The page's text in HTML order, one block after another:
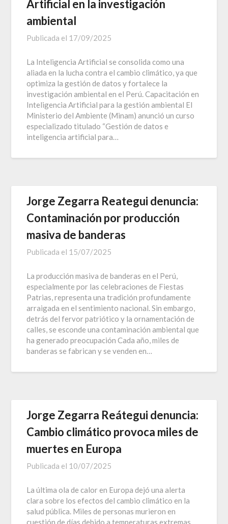
Artificial en la investigación
ambiental
Publicada el 17/09/2025
La Inteligencia Artificial se consolida como una
aliada en la lucha contra el cambio climático, ya que
optimiza la gestión de datos y fortalece la
investigación ambiental en el Perú. Capacitación en
Inteligencia Artificial para la gestión ambiental El
Ministerio del Ambiente (Minam) anunció un curso
especializado titulado “Gestión de datos e
inteligencia artificial para…
Jorge Zegarra Reategui denuncia:
Contaminación por producción
masiva de banderas
Publicada el 15/07/2025
La producción masiva de banderas en el Perú,
especialmente por las celebraciones de Fiestas
Patrias, representa una tradición profundamente
arraigada en el sentimiento nacional. Sin embargo,
detrás del fervor patriótico y la ornamentación de
calles, se esconde una contaminación ambiental que
ha generado preocupación Cada año, miles de
banderas se fabrican y se venden en…
Jorge Zegarra Reátegui denuncia:
Cambio climático provoca miles de
muertes en Europa
Publicada el 10/07/2025
La última ola de calor en Europa dejó una alerta
clara sobre los efectos del cambio climático en la
salud pública. Miles de personas murieron en
cuestión de días debido a temperaturas extremas